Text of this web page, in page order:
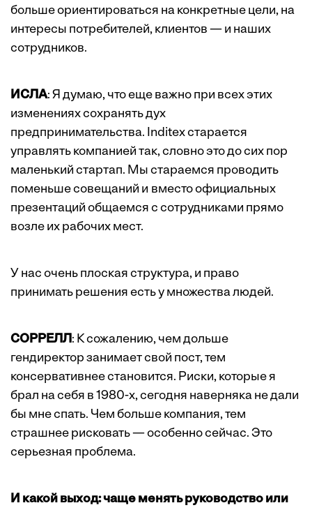
больше ориентироваться на конкретные цели, на
интересы потребителей, клиентов — и наших
сотрудников.
ИСЛА: Я думаю, что еще важно при всех этих
изменениях сохранять дух
предпринимательства. Inditex старается
управлять компанией так, словно это до сих пор
маленький стартап. Мы стараемся проводить
поменьше совещаний и вместо официальных
презентаций общаемся с сотрудниками прямо
возле их рабочих мест.
У нас очень плоская структура, и право
принимать решения есть у множества людей.
СОРРЕЛЛ: К сожалению, чем дольше
гендиректор занимает свой пост, тем
консервативнее становится. Риски, которые я
брал на себя в 1980-х, сегодня наверняка не дали
бы мне спать. Чем больше компания, тем
страшнее рисковать — особенно сейчас. Это
серьезная проблема.
И какой выход: чаще менять руководство или